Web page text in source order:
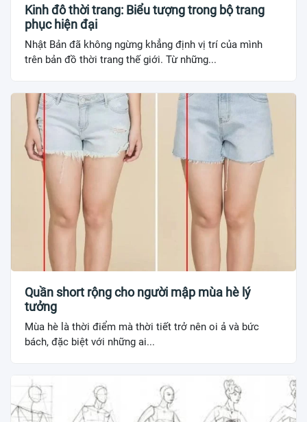
Kinh đô thời trang: Biểu tượng trong bộ trang
phục hiện đại
Nhật Bản đã không ngừng khẳng định vị trí của mình
trên bản đồ thời trang thế giới. Từ những...
Quần short rộng cho người mập mùa hè lý
tưởng
Mùa hè là thời điểm mà thời tiết trở nên oi ả và bức
bách, đặc biệt với những ai...